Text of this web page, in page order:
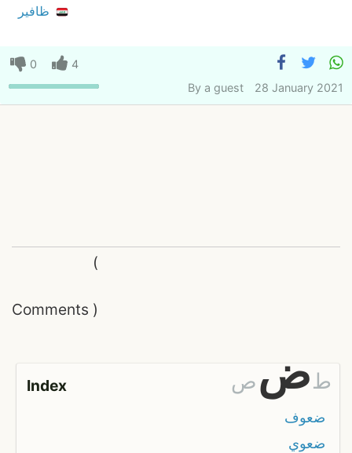
ظافير
0
4
By a guest 28 January 2021
Comments
(
)
Index صضط
ضعوف
ضعوي